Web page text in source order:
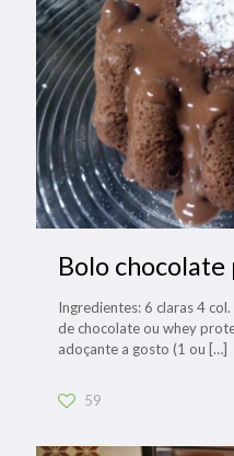
Bolo
Ingredientes: 6 claras 4
de chocolate ou whey
adoçante a gosto (1 ou […]
59